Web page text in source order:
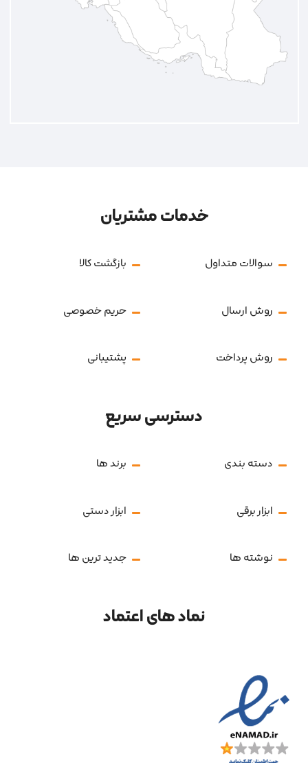
خدمات مشتریان
سوالات متداول بازگشت کالا
روش ارسال حریم خصوصی
روش پرداخت پشتیبانی
دسترسی سریع
دسته بندی برند ها
ابزار برقی ابزار دستی
نوشته ها جدید ترین ها
نماد های اعتماد